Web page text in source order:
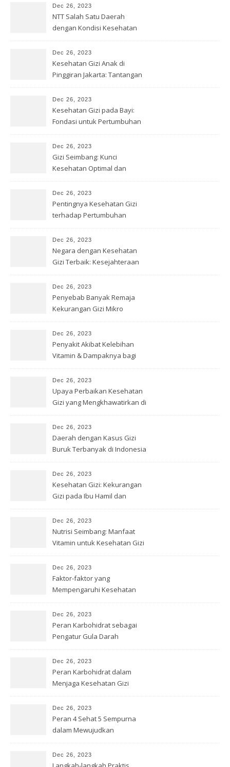
Dec 26, 2023
NTT Salah Satu Daerah
dengan Kondisi Kesehatan
Dec 26, 2023
Kesehatan Gizi Anak di
Pinggiran Jakarta: Tantangan
Dec 26, 2023
Kesehatan Gizi pada Bayi:
Fondasi untuk Pertumbuhan
Dec 26, 2023
Gizi Seimbang: Kunci
Kesehatan Optimal dan
Dec 26, 2023
Pentingnya Kesehatan Gizi
terhadap Pertumbuhan
Dec 26, 2023
Negara dengan Kesehatan
Gizi Terbaik: Kesejahteraan
Dec 26, 2023
Penyebab Banyak Remaja
Kekurangan Gizi Mikro
Dec 26, 2023
Penyakit Akibat Kelebihan
Vitamin & Dampaknya bagi
Dec 26, 2023
Upaya Perbaikan Kesehatan
Gizi yang Mengkhawatirkan di
Dec 26, 2023
Daerah dengan Kasus Gizi
Buruk Terbanyak di Indonesia
Dec 26, 2023
Kesehatan Gizi: Kekurangan
Gizi pada Ibu Hamil dan
Dec 26, 2023
Nutrisi Seimbang: Manfaat
Vitamin untuk Kesehatan Gizi
Dec 26, 2023
Faktor-faktor yang
Mempengaruhi Kesehatan
Dec 26, 2023
Peran Karbohidrat sebagai
Pengatur Gula Darah
Dec 26, 2023
Peran Karbohidrat dalam
Menjaga Kesehatan Gizi
Dec 26, 2023
Peran 4 Sehat 5 Sempurna
dalam Mewujudkan
Dec 26, 2023